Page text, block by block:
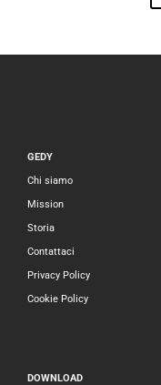
GEDY
Chi siamo
Mission
Storia
Contattaci
Privacy Policy
Cookie Policy
DOWNLOAD